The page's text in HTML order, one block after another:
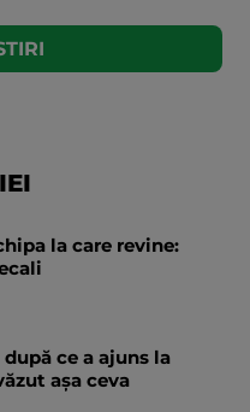
la care revine:
ce a ajuns la
așa ceva